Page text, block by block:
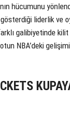
hücumunu
liderlik ve
galibiyetinde
NBA’deki